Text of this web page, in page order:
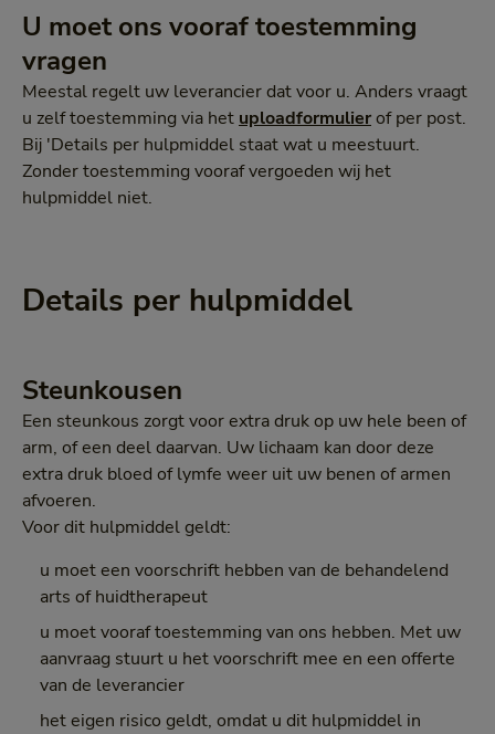
U moet ons vooraf toestemming
vragen
Meestal regelt uw leverancier dat voor u. Anders vraagt
u zelf toestemming via het uploadformulierof per post.
Bij 'Details per hulpmiddel staat wat u meestuurt.
Zonder toestemming vooraf vergoeden wij het
hulpmiddel niet.
Details per hulpmiddel
Steunkousen
Een steunkous zorgt voor extra druk op uw hele been of
arm, of een deel daarvan. Uw lichaam kan door deze
extra druk bloed of lymfe weer uit uw benen of armen
afvoeren.
Voor dit hulpmiddel geldt:
u moet een voorschrift hebben van de behandelend
arts of huidtherapeut
u moet vooraf toestemming van ons hebben. Met uw
aanvraag stuurt u het voorschrift mee en een offerte
van de leverancier
het eigen risico geldt, omdat u dit hulpmiddel in